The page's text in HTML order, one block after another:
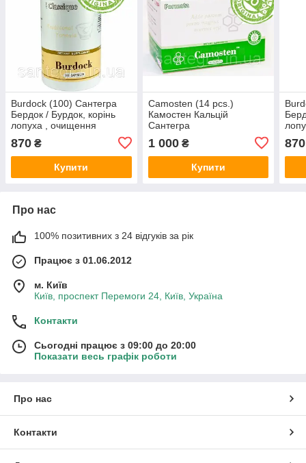
Burdock (100) Сантегра
Бердок / Бурдок, корінь
лопуха , очищення
організму, розлад шлунка
870 ₴
Купити
Camosten (14 pcs.)
Камостен Кальцій
Сантегра
1 000₴
Купити
870
Про нас
100% позитивних з 24 відгуків за рік
Працює з 01.06.2012
м. Київ
Київ, проспект Перемоги 24, Київ, Україна
Контакти
Сьогодні працює з 09:00 до 20:00
Показати весь графік роботи
Про нас
Контакти